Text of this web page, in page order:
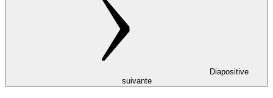
Diapositive
suivante